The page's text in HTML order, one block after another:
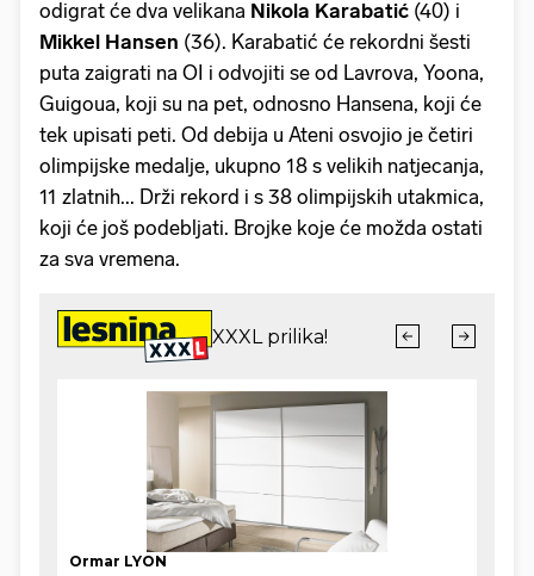
odigrat će dva velikana Nikola Karabatić (40) i
Mikkel Hansen (36). Karabatić će rekordni šesti
puta zaigrati na OI i odvojiti se od Lavrova, Yoona,
Guigoua, koji su na pet, odnosno Hansena, koji će
tek upisati peti. Od debija u Ateni osvojio je četiri
olimpijske medalje, ukupno 18 s velikih natjecanja,
11 zlatnih... Drži rekord i s 38 olimpijskih utakmica,
koji će još podebljati. Brojke koje će možda ostati
za sva vremena.